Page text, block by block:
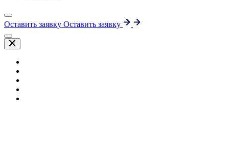
Оставить заявку Оставить заявку